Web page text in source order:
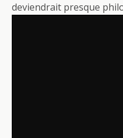
deviendrait presque